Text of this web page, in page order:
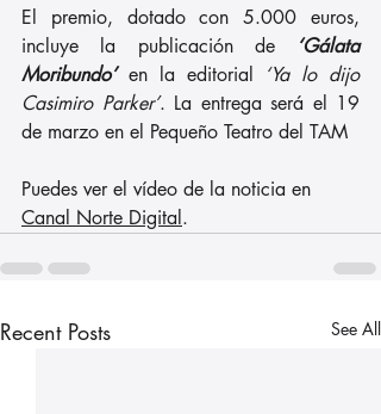
El premio, dotado con 5.000 euros,
incluye la publicación de
‘Gálata
Moribundo’ en la editorial
‘Ya lo dijo
Casimiro Parker’. La entrega será el 19
de marzo en el Pequeño Teatro del TAM
Puedes ver el vídeo de la noticia en
Canal Norte Digital.
Recent Posts See All